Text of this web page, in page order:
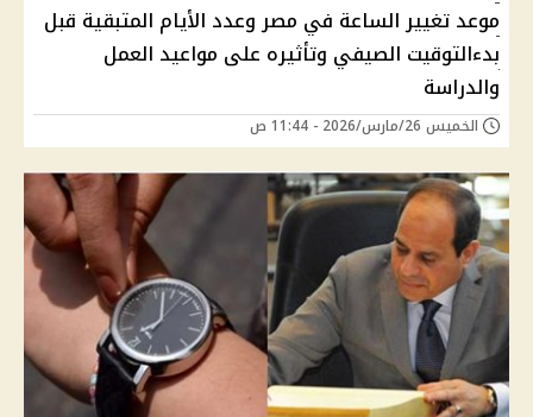
موعد تغيير الساعة في مصر وعدد الأيام المتبقية قبل
بدءالتوقيت الصيفي وتأثيره على مواعيد العمل
والدراسة
الخميس 26/مارس/2026 - 11:44 ص